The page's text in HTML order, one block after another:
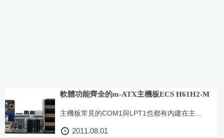
軟體功能齊全的m-ATX主機板ECS H61H2-M
主機板常見的COM1與LPT1也都有內建在主...
2011.08.01